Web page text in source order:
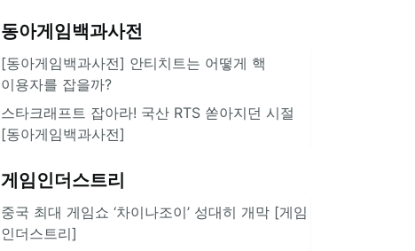
쿠키런 방치형 신작
'쿠키런 크럼블'
동아게임백과사전
[동아게임백과사전] 안티치트는 어떻게 핵
이용자를 잡을까?
스타크래프트 잡아라! 국산 RTS 쏟아지던 시절
[동아게임백과사전]
게임인더스트리
중국 최대 게임쇼 ‘차이나조이’ 성대히 개막 [게임
인더스트리]